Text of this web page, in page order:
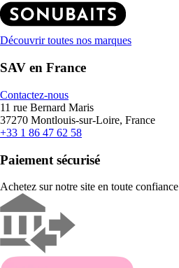
Découvrir toutes nos marques
SAV en France
Contactez-nous
11 rue Bernard Maris
37270 Montlouis-sur-Loire, France
+33 1 86 47 62 58
Paiement sécurisé
Achetez sur notre site en toute confiance